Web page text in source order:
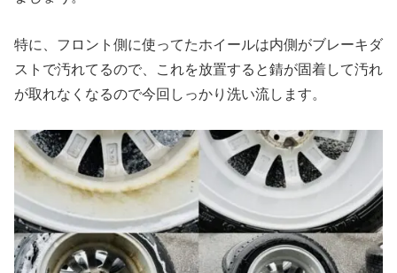
特に、フロント側に使ってたホイールは内側がブレーキダ
ストで汚れてるので、これを放置すると錆が固着して汚れ
が取れなくなるので今回しっかり洗い流します。